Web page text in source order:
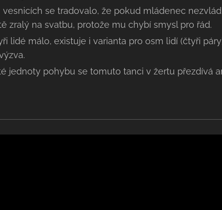
se tradovalo, že pokud mládenec
zralý na svatbu, protože mu chybí smysl pro řád.
lidé málo, existuje i varianta pro osm lidí (čtyři
jednoty pohybu se tomuto tanci v žertu přezdívá